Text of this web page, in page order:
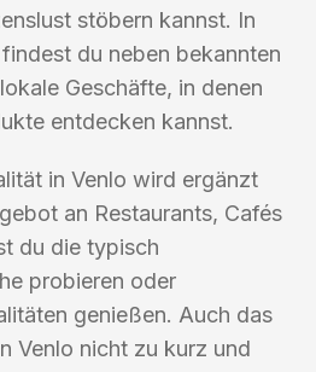
stöbern kannst. In
du neben bekannten
Geschäfte, in denen
entdecken kannst.
in Venlo wird ergänzt
an Restaurants, Cafés
du die typisch
probieren oder
genießen. Auch das
Venlo nicht zu kurz und